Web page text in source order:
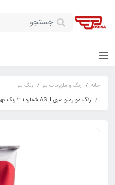
خانه رنگ و ملزومات مو
رنگ مو
رنگ مو رمیو سری ASH شماره 3.۱ رنگ قهوه ای خاکستری تیره / REMIO